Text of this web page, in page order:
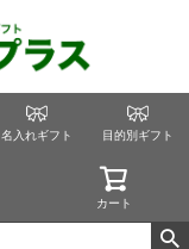
名入れギフト 目的別ギフト
カート